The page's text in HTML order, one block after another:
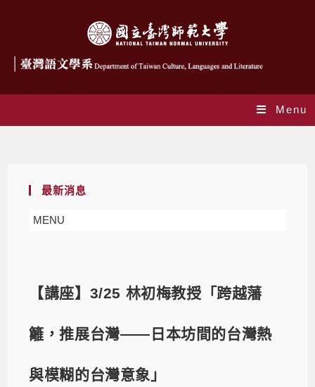
Menu
最新消息
MENU
【講座】3/25 林初梅教授「跨越藩
籬，推展台灣——日本坊間的台灣熱
與模糊的台灣意象」